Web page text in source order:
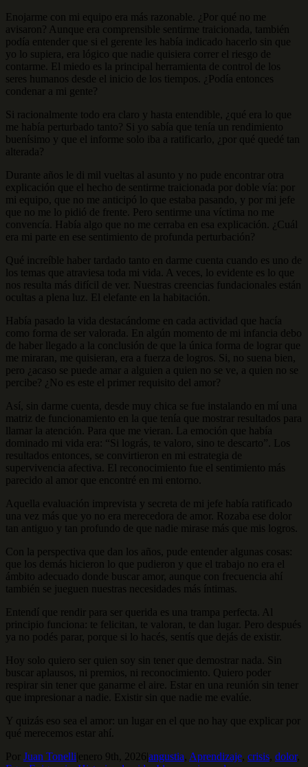
Enojarme con mi equipo era más razonable. ¿Por qué no me
avisaron? Aunque era comprensible sentirme traicionada, también
podía entender que si el gerente les había indicado hacerlo sin que
yo lo supiera, era lógico que nadie quisiera correr el riesgo de
contarme. El miedo es la principal herramienta de control de los
seres humanos desde el inicio de los tiempos. ¿Podía entonces
condenar a mi gente?
Si racionalmente todo era claro y hasta entendible, ¿qué era lo que
me había perturbado tanto? Si yo sabía que tenía un rendimiento
buenísimo y que el informe solo iba a ratificarlo, ¿por qué quedé tan
alterada?
Durante años le di mil vueltas al asunto y no pude encontrar otra
explicación que el hecho de sentirme traicionada por doble vía: por
mi equipo, que no me anticipó lo que estaba pasando, y por mi jefe
que no me lo pidió de frente. Pero sentirme una víctima no me
convencía. Había algo que no me cerraba en esa explicación. ¿Cuál
era mi parte en ese sentimiento de profunda perturbación?
Qué increíble haber tardado tanto en darme cuenta cuando es uno de
los temas que atraviesa toda mi vida. A veces, lo evidente es lo que
nos resulta más difícil de ver. Nuestras creencias fundacionales están
ocultas a plena luz. El elefante en la habitación.
Había pasado la vida destacándome en cada actividad que hacía
como forma de ser valorada. En algún momento de mi infancia debo
de haber llegado a la conclusión de que la única forma de lograr que
me miraran, me quisieran, era a fuerza de logros. Si, no suena bien,
pero ¿acaso se puede amar a alguien a quien no se ve, a quien no se
percibe? ¿No es este el primer requisito del amor?
Así, sin darme cuenta, desde muy chica se fue instalando en mí una
matriz de funcionamiento en la que tenía que mostrar resultados para
llamar la atención. Para que me vieran. La emoción que había
dominado mi vida era: “Si lográs, te valoro, sino te descarto”. Los
resultados entonces, se convirtieron en mi estrategia de
supervivencia afectiva. El reconocimiento fue el sentimiento más
parecido al amor que encontré en mi entorno.
Aquella evaluación imprevista y secreta de mi jefe había ratificado
una vez más que yo no era merecedora de amor. Rozaba ese dolor
tan antiguo y tan profundo de que nadie mirase más que mis logros.
Con la perspectiva que dan los años, pude entender algunas cosas:
que los demás hicieron lo que pudieron y que el trabajo no era el
ámbito adecuado donde buscar amor, aunque con frecuencia ahí
también se jueguen nuestras necesidades más íntimas.
Entendí que rendir para ser querida es una trampa perfecta. Al
principio funciona: te felicitan, te valoran, te dan lugar. Pero después
ya no podés parar, porque si lo hacés, sentís que dejás de existir.
Hoy solo quiero ser quien soy sin tener que demostrar nada. Sin
buscar aplausos, ni premios, ni reconocimiento. Quiero poder
respirar sin tener que ganarme el aire. Estar en una reunión sin tener
que impresionar a nadie. Existir sin que nadie me evalúe.
Y quizás eso sea el amor: un lugar en el que no hay que explicar por
qué merecemos estar ahí.
Por Juan Tonelli enero 9th, 2026 angustia Aprendizaje crisis dolor,